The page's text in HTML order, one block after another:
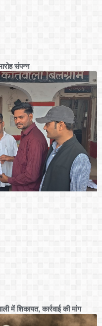
संपन्न
में शिकायत, कार्रवाई की मांग